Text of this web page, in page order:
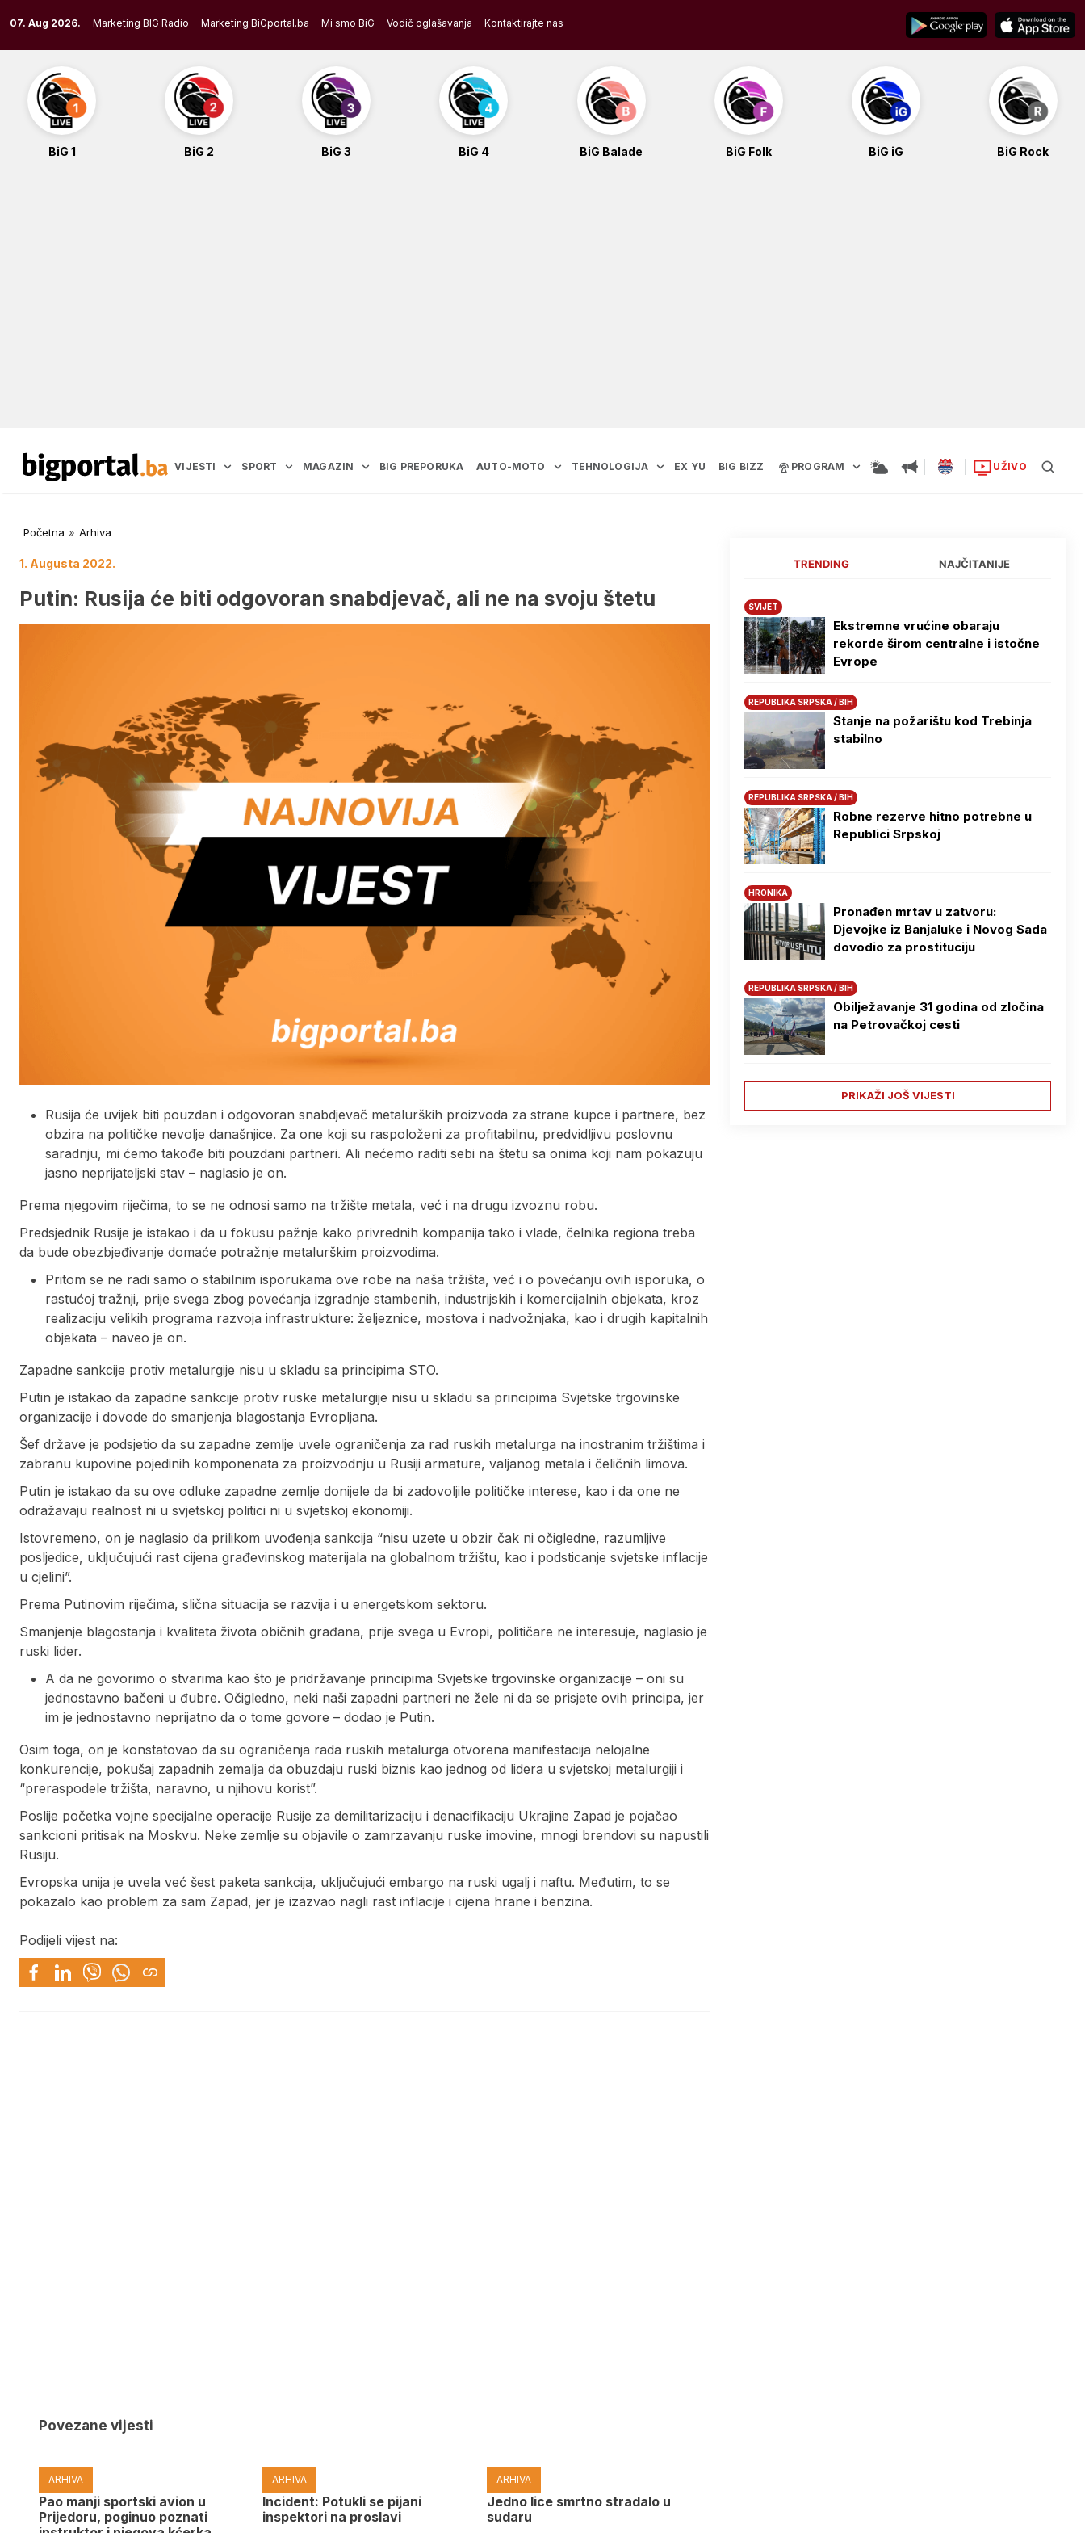
to
content
07. Aug 2026. Marketing BIG Radio Marketing BiGportal.ba Mi smo BiG Vodič oglašavanja Kontaktirajte nas
BiG 1 BiG 2 BiG 3 BiG 4 BiG Balade BiG Folk BiG iG BiG Rock
VIJESTI SPORT MAGAZIN BIG PREPORUKA AUTO-MOTO TEHNOLOGIJA EX YU BIG BIZZ PROGRAM UŽIVO
Početna » Arhiva
1. Augusta 2022.
Putin: Rusija će biti odgovoran snabdjevač, ali ne na svoju štetu
Rusija će uvijek biti pouzdan i odgovoran snabdjevač metalurških proizvoda za strane kupce i partnere, bez
obzira na političke nevolje današnjice. Za one koji su raspoloženi za profitabilnu, predvidljivu poslovnu
saradnju, mi ćemo takođe biti pouzdani partneri. Ali nećemo raditi sebi na štetu sa onima koji nam pokazuju
jasno neprijateljski stav – naglasio je on.
Prema njegovim riječima, to se ne odnosi samo na tržište metala, već i na drugu izvoznu robu.
Predsjednik Rusije je istakao i da u fokusu pažnje kako privrednih kompanija tako i vlade, čelnika regiona treba
da bude obezbjeđivanje domaće potražnje metalurškim proizvodima.
Pritom se ne radi samo o stabilnim isporukama ove robe na naša tržišta, već i o povećanju ovih isporuka, o
rastućoj tražnji, prije svega zbog povećanja izgradnje stambenih, industrijskih i komercijalnih objekata, kroz
realizaciju velikih programa razvoja infrastrukture: željeznice, mostova i nadvožnjaka, kao i drugih kapitalnih
objekata – naveo je on.
Zapadne sankcije protiv metalurgije nisu u skladu sa principima STO.
Putin je istakao da zapadne sankcije protiv ruske metalurgije nisu u skladu sa principima Svjetske trgovinske
organizacije i dovode do smanjenja blagostanja Evropljana.
Šef države je podsjetio da su zapadne zemlje uvele ograničenja za rad ruskih metalurga na inostranim tržištima i
zabranu kupovine pojedinih komponenata za proizvodnju u Rusiji armature, valjanog metala i čeličnih limova.
Putin je istakao da su ove odluke zapadne zemlje donijele da bi zadovoljile političke interese, kao i da one ne
odražavaju realnost ni u svjetskoj politici ni u svjetskoj ekonomiji.
Istovremeno, on je naglasio da prilikom uvođenja sankcija “nisu uzete u obzir čak ni očigledne, razumljive
posljedice, uključujući rast cijena građevinskog materijala na globalnom tržištu, kao i podsticanje svjetske inflacije
u cjelini”.
Prema Putinovim riječima, slična situacija se razvija i u energetskom sektoru.
Smanjenje blagostanja i kvaliteta života običnih građana, prije svega u Evropi, političare ne interesuje, naglasio je
ruski lider.
A da ne govorimo o stvarima kao što je pridržavanje principima Svjetske trgovinske organizacije – oni su
jednostavno bačeni u đubre. Očigledno, neki naši zapadni partneri ne žele ni da se prisjete ovih principa, jer
im je jednostavno neprijatno da o tome govore – dodao je Putin.
Osim toga, on je konstatovao da su ograničenja rada ruskih metalurga otvorena manifestacija nelojalne
konkurencije, pokušaj zapadnih zemalja da obuzdaju ruski biznis kao jednog od lidera u svjetskoj metalurgiji i
“preraspodele tržišta, naravno, u njihovu korist”.
Poslije početka vojne specijalne operacije Rusije za demilitarizaciju i denacifikaciju Ukrajine Zapad je pojačao
sankcioni pritisak na Moskvu. Neke zemlje su objavile o zamrzavanju ruske imovine, mnogi brendovi su napustili
Rusiju.
Evropska unija je uvela već šest paketa sankcija, uključujući embargo na ruski ugalj i naftu. Međutim, to se
pokazalo kao problem za sam Zapad, jer je izazvao nagli rast inflacije i cijena hrane i benzina.
Podijeli vijest na:
Povezane vijesti
ARHIVA
Pao manji sportski avion u
Prijedoru, poginuo poznati
ARHIVA
Incident: Potukli se pijani
inspektori na proslavi
ARHIVA
Јedno lice smrtno stradalo u
sudaru
TRENDING NAJČITANIJE
SVIJET
Ekstremne vrućine obaraju
rekorde širom centralne i istočne
Evrope
REPUBLIKA SRPSKA / BIH
Stanje na požarištu kod Trebinja
stabilno
REPUBLIKA SRPSKA / BIH
Robne rezerve hitno potrebne u
Republici Srpskoj
HRONIKA
Pronađen mrtav u zatvoru:
Djevojke iz Banjaluke i Novog Sada
dovodio za prostituciju
REPUBLIKA SRPSKA / BIH
Obilježavanje 31 godina od zločina
na Petrovačkoj cesti
PRIKAŽI JOŠ VIJESTI